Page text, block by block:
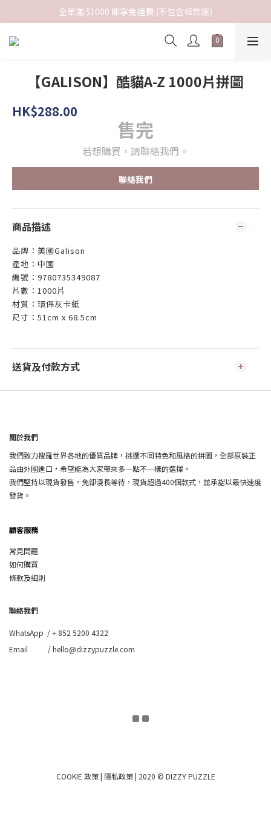
全單滿 $1000 即享免運費 (不包含框架類)
【GALISON】酷貓A-Z 1000片拼圖
HK$288.00
售完
若想購買，請聯絡我們。
聯絡我們
商品描述
品牌：美國Galison
產地：中國
編號：9780735349087
片數：1000片
材質：環保灰卡紙
尺寸：51cm x 68.5cm
送貨及付款方式
關於我們
我們致力搜羅世界各地的優質品牌，挑選不同特色和風格的拼圖，全部原裝正
品由外國進口，希望能為大家帶來多一點不一樣的選擇。
我們堅持以現貨發售，免卻漫長等待，現貨超過400個款式，並承諾以最快速度
發貨。
顧客服務
常見問題
如何購買
條款及細則
聯絡我們
WhatsApp /+ 852 5200 4322
Email / hello@dizzypuzzle.com
COOKIE 政策| 隱私政策| 2020 © DIZZY PUZZLE